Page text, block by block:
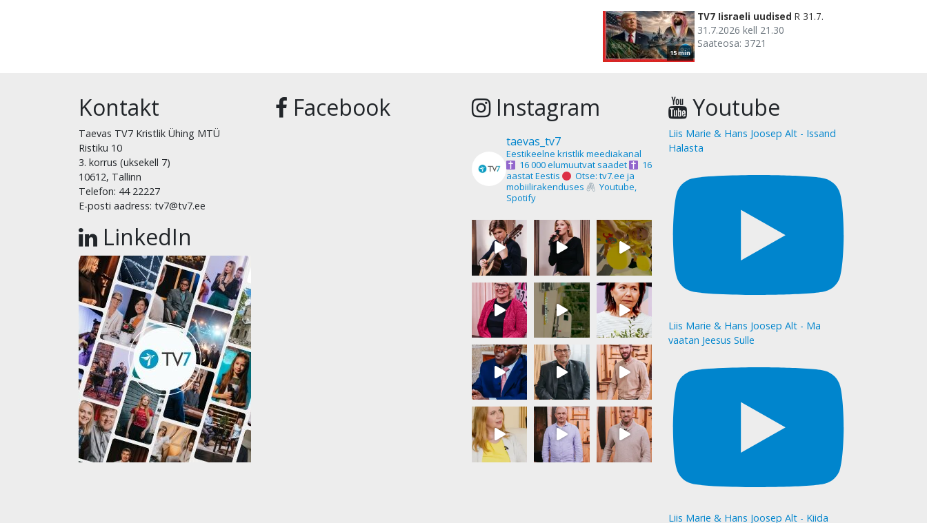
15 min
TV7 Iisraeli uudised R 31.7.
31.7.2026 kell 21.30
Saateosa: 3721
Kontakt
Taevas TV7 Kristlik Ühing MTÜ
Ristiku 10
3. korrus (uksekell 7)
10612, Tallinn
Telefon: 44 22227
E-posti aadress: tv7@tv7.ee
LinkedIn
Facebook Instagram
taevas_tv7
Eestikeelne kristlik meediakanal
16 000 elumuutvat saadet
16
aastat Eestis
Otse: tv7.ee ja
mobiilirakenduses
Youtube,
Spotify
Youtube
Liis Marie & Hans Joosep Alt - Issand
Halasta
Liis Marie & Hans Joosep Alt - Ma
vaatan Jeesus Sulle
Liis Marie & Hans Joosep Alt - Kiida